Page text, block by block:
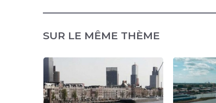
SUR LE MÊME THÈME